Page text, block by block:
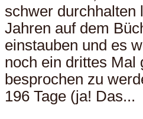
schwer durchhalten
Jahren auf dem
einstauben und es
noch ein drittes Mal
besprochen zu
196 Tage (ja! Das...